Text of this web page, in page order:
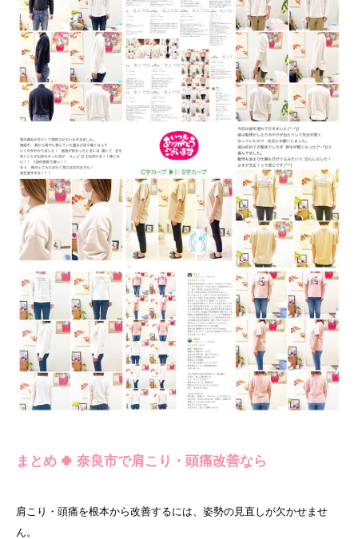
まとめ 🍀 奈良市で肩こり・頭痛改善なら
肩こり・頭痛を根本から改善するには、姿勢の見直しが欠かせませ
ん。